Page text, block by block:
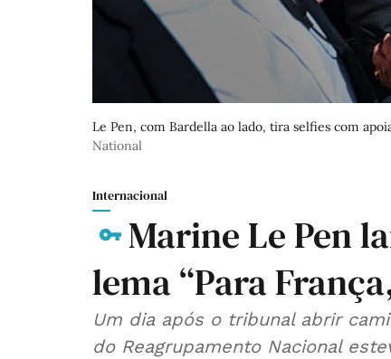
Le Pen, com Bardella ao lado, tira selfies com
National
Internacional
Marine Le Pen
lema “Para
Um dia após o tribunal abrir
do Reagrupamento Nacional